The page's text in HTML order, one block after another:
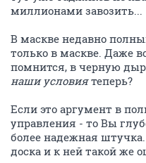
миллионами завозить...
В маскве недавно
только в маскве. Даже
помнится, в черную
наши условиятеперь?
Если это аргумент в
управления - то Вы
более надежная
доска и к ней такой же